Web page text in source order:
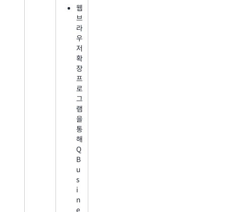
웹
브
라
우
저
확
장
프
로
그
램
을
통
해
Q
B
u
s
i
n
e